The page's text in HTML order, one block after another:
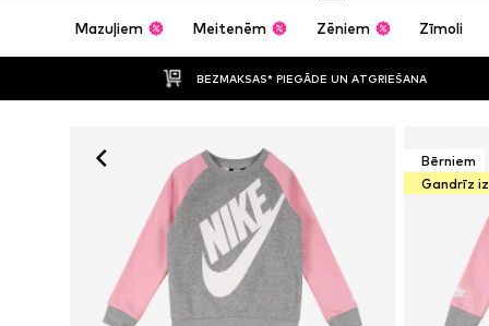
Mazuļiem Meitenēm Zēniem Zīmoli
BEZMAKSAS* PIEGĀDE UN ATGRIEŠANA
Bērniem
Gandrīz